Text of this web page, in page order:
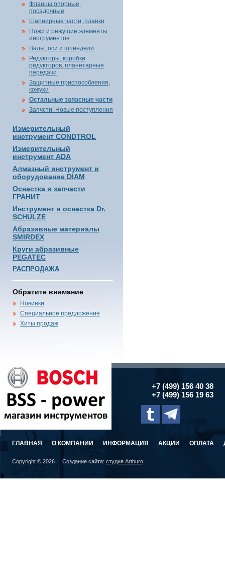
Фланцы опорные,
посадочные
Шарнирные части, планки
Ножи и режущие элементы
инструментов
Валы, оси и шпиндели
Редукторы, коробки
редукторов, планетарные
передачи
Защитные приспособления,
кожухи
Остальные запасные части
Запчсти. Новые поступления
Измерительный
инструмент CONDTROL
Измерительный
инструмент ADA
Алмазный инструмент и
оборудование DIAM
Оснастка и запчасти
ГРАНИТ
Инструмент и оснастка Dr.
SCHULZE
Абразивные материалы
SMIRDEX
Круги абразивные
PEGATEC
РАСПРОДАЖА
Обратите внимание
Новинки
Специальное предложение
Хиты продаж
+7 (499) 156 40 38
+7 (499) 156 19 63
ГЛАВНАЯ О КОМПАНИИ ИНФОРМАЦИЯ АКЦИИ ОПЛАТА
Copyright © 2026 . Создание сайта: студия Artburo